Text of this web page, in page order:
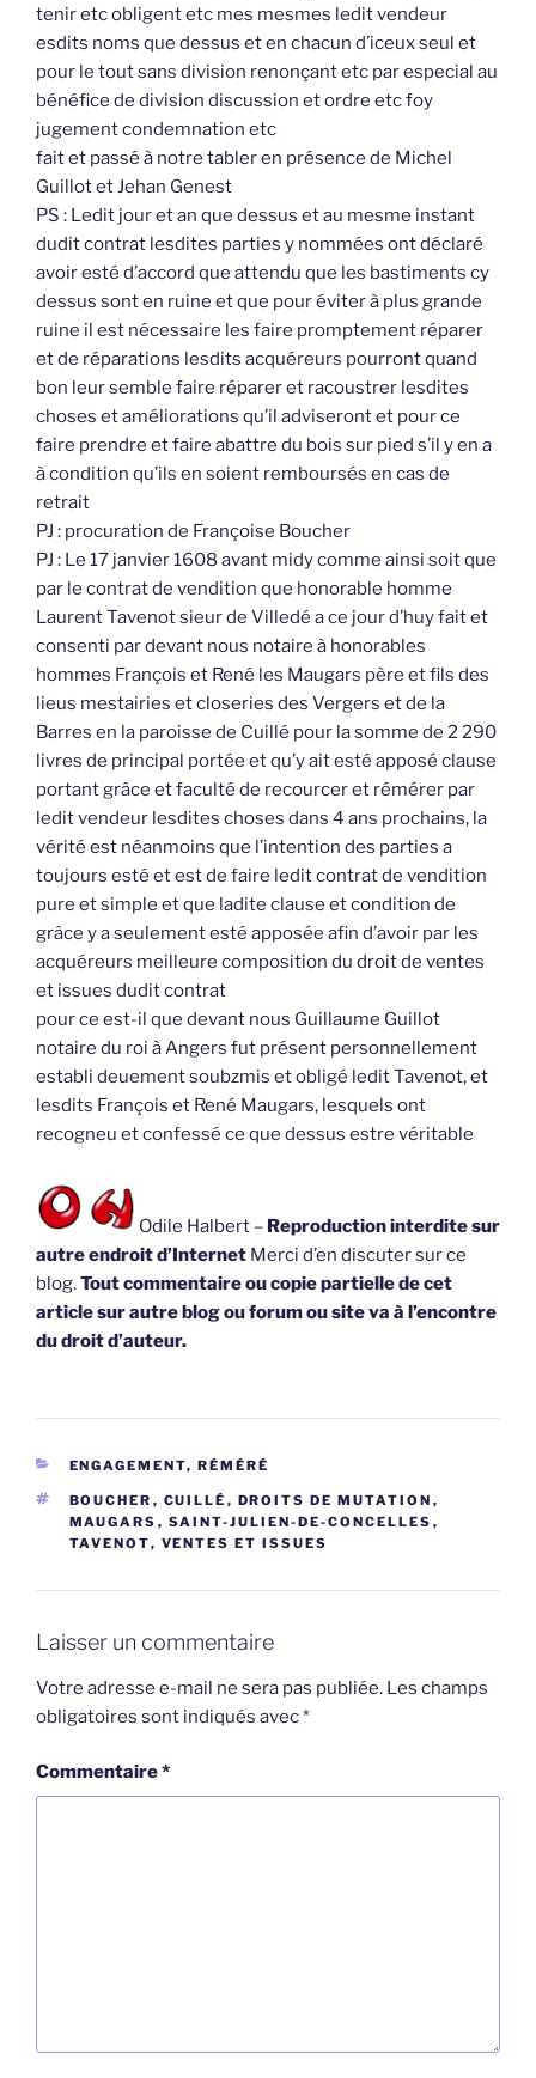
tenir etc obligent etc mes mesmes ledit vendeur
esdits noms que dessus et en chacun d’iceux seul et
pour le tout sans division renonçant etc par especial au
bénéfice de division discussion et ordre etc foy
jugement condemnation etc
fait et passé à notre tabler en présence de Michel
Guillot et Jehan Genest
PS : Ledit jour et an que dessus et au mesme instant
dudit contrat lesdites parties y nommées ont déclaré
avoir esté d’accord que attendu que les bastiments cy
dessus sont en ruine et que pour éviter à plus grande
ruine il est nécessaire les faire promptement réparer
et de réparations lesdits acquéreurs pourront quand
bon leur semble faire réparer et racoustrer lesdites
choses et améliorations qu’il adviseront et pour ce
faire prendre et faire abattre du bois sur pied s’il y en a
à condition qu’ils en soient remboursés en cas de
retrait
PJ : procuration de Françoise Boucher
PJ : Le 17 janvier 1608 avant midy comme ainsi soit que
par le contrat de vendition que honorable homme
Laurent Tavenot sieur de Villedé a ce jour d’huy fait et
consenti par devant nous notaire à honorables
hommes François et René les Maugars père et fils des
lieus mestairies et closeries des Vergers et de la
Barres en la paroisse de Cuillé pour la somme de 2 290
livres de principal portée et qu’y ait esté apposé clause
portant grâce et faculté de recourcer et rémérer par
ledit vendeur lesdites choses dans 4 ans prochains, la
vérité est néanmoins que l’intention des parties a
toujours esté et est de faire ledit contrat de vendition
pure et simple et que ladite clause et condition de
grâce y a seulement esté apposée afin d’avoir par les
acquéreurs meilleure composition du droit de ventes
et issues dudit contrat
pour ce est-il que devant nous Guillaume Guillot
notaire du roi à Angers fut présent personnellement
establi deuement soubzmis et obligé ledit Tavenot, et
lesdits François et René Maugars, lesquels ont
recogneu et confessé ce que dessus estre véritable
Odile Halbert – Reproduction interdite sur
autre endroit d’Internet Merci d’en discuter sur ce
blog.Tout commentaire ou copie partielle de cet
article sur autre blog ou forum ou site va à l’encontre
du droit d’auteur.
CATÉGORIES
ENGAGEMENT, RÉMÉRÉ
ÉTIQUETTES
BOUCHER , CUILLÉ , DROITS DE MUTATION ,
MAUGARS , SAINT-JULIEN-DE-CONCELLES ,
TAVENOT, VENTES ET ISSUES
Laisser un commentaire
Votre adresse e-mail ne sera pas publiée. Les champs
obligatoires sont indiqués avec*
Commentaire*